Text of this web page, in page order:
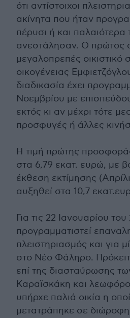
ότι αντίστοιχοι
ακίνητα που ήταν
πέρυσι ή και παλαιότερα
ανεστάλησαν. Ο πρώτος
μεγαλοπρεπές οικιστικό
οικογένειας
διαδικασία έχει
Νοεμβρίου με
εκτός κι αν μέχρι τότε
προσφυγές ή άλλες
Η τιμή πρώτης
στα 6,79 εκατ. ευρώ, με
έκθεση εκτίμησης
αυξηθεί στα 10,7
Για τις 22 Ιανουαρίου του
προγραμματιστεί
πλειστηριασμός και για
στο Νέο Φάληρο.
επί της διασταύρωσης
Καραϊσκάκη και
υπήρχε παλιά οικία η
μετατράπηκε σε